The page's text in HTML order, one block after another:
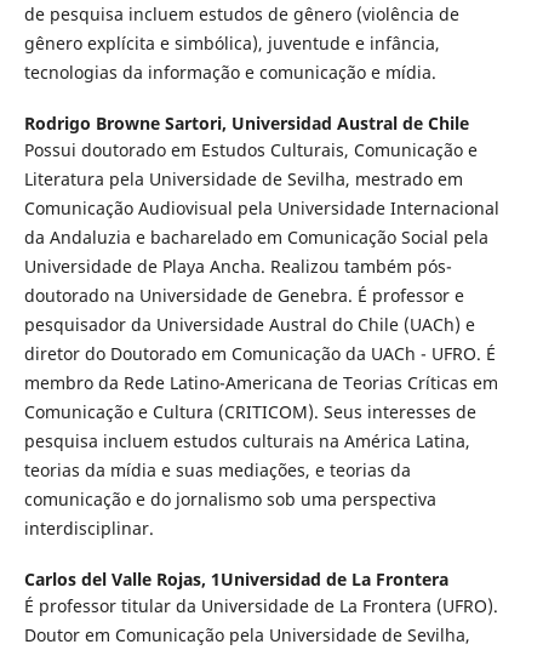
de pesquisa incluem estudos de gênero (violência de
gênero explícita e simbólica), juventude e infância,
tecnologias da informação e comunicação e mídia.
Rodrigo Browne Sartori, Universidad Austral de Chile
Possui doutorado em Estudos Culturais, Comunicação e
Literatura pela Universidade de Sevilha, mestrado em
Comunicação Audiovisual pela Universidade Internacional
da Andaluzia e bacharelado em Comunicação Social pela
Universidade de Playa Ancha. Realizou também pós-
doutorado na Universidade de Genebra. É professor e
pesquisador da Universidade Austral do Chile (UACh) e
diretor do Doutorado em Comunicação da UACh - UFRO. É
membro da Rede Latino-Americana de Teorias Críticas em
Comunicação e Cultura (CRITICOM). Seus interesses de
pesquisa incluem estudos culturais na América Latina,
teorias da mídia e suas mediações, e teorias da
comunicação e do jornalismo sob uma perspectiva
interdisciplinar.
Carlos del Valle Rojas, 1Universidad de La Frontera
É professor titular da Universidade de La Frontera (UFRO).
Doutor em Comunicação pela Universidade de Sevilha,